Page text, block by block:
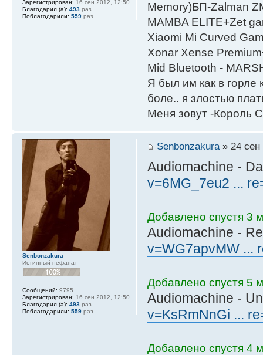
Мemory)БП-Zalman
MAMBA ELITE+Zet
Xiaomi Mi Curved
Xonar Xense
Mid Bluetooth -
Я был им как в горле
боле.. я злостью
Меня зовут -Король
Зарегистрирован: 16 сен 2012, 12:50
Благодарил (а): 493 раз.
Поблагодарили: 559 раз.
Senbonzakura» 24 сен
Audiomachine -
v=6MG_7eu2 ...
Добавлено спустя 3
Audiomachine -
v=WG7apvMW ...
Добавлено спустя 5
Audiomachine -
v=KsRmNnGi ...
Добавлено спустя 4
Senbonzakura
Истинный нефанат
Сообщений: 9795
Зарегистрирован: 16 сен 2012, 12:50
Благодарил (а): 493 раз.
Поблагодарили: 559 раз.